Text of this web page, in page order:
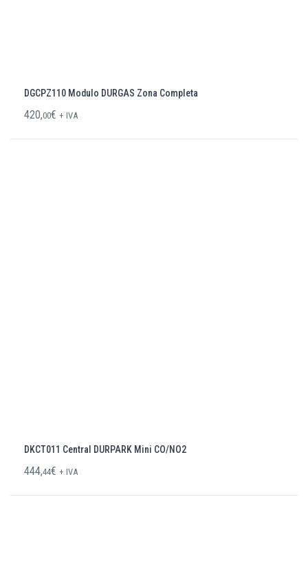
DGCPZ110 Modulo DURGAS Zona Completa
420,00€ + IVA
DKCT011 Central DURPARK Mini CO/NO2
444,44€ + IVA